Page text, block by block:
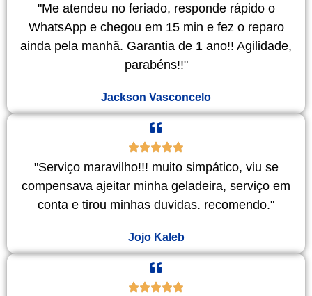
"Me atendeu no feriado, responde rápido o
WhatsApp e chegou em 15 min e fez o reparo
ainda pela manhã. Garantia de 1 ano!! Agilidade,
parabéns!!"
Jackson Vasconcelo
"Serviço maravilho!!! muito simpático, viu se
compensava ajeitar minha geladeira, serviço em
conta e tirou minhas duvidas. recomendo."
Jojo Kaleb